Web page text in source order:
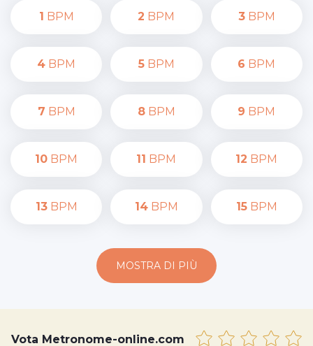
1 BPM 2 BPM 3BPM
4 BPM 5BPM 6 BPM
7 BPM 8BPM 9 BPM
10 BPM 11 BPM 12 BPM
13BPM 14BPM 15BPM
MOSTRA DI PIÙ
Vota Metronome-online.com